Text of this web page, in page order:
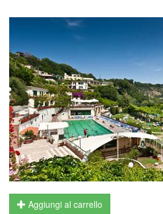
Aggiungi al carrello